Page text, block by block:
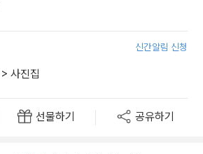
신간알림 신청
> 사진집
선물하기 공유하기